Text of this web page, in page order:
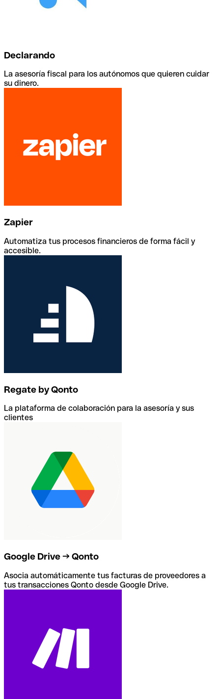
Declarando
La asesoría fiscal para los autónomos que quieren cuidar
su dinero.
Zapier
Automatiza tus procesos financieros de forma fácil y
accesible.
Regate by Qonto
La plataforma de colaboración para la asesoría y sus
clientes
Google Drive → Qonto
Asocia automáticamente tus facturas de proveedores a
tus transacciones Qonto desde Google Drive.